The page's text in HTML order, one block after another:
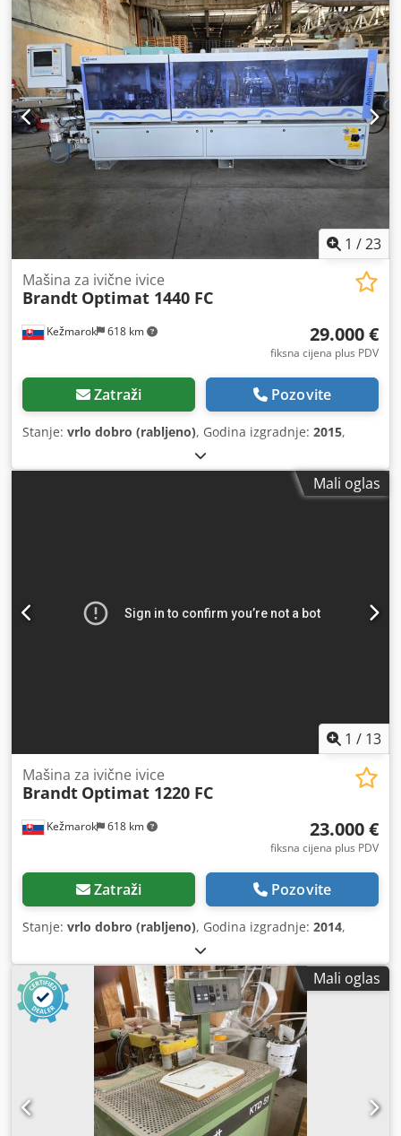
1 /23
Kežmarok 618 km
Mašina za ivične ivice
Brandt Optimat 1440 FC
29.000 €
fiksna cijena plus PDV
Zatraži Pozovite
Stanje: vrlo dobro (rabljeno), Godina izgradnje: 2015,
Mali oglas
1 / 13
Kežmarok 618 km
Mašina za ivične ivice
Brandt Optimat 1220 FC
23.000 €
fiksna cijena plus PDV
Zatraži Pozovite
Stanje: vrlo dobro (rabljeno), Godina izgradnje: 2014,
Mali oglas